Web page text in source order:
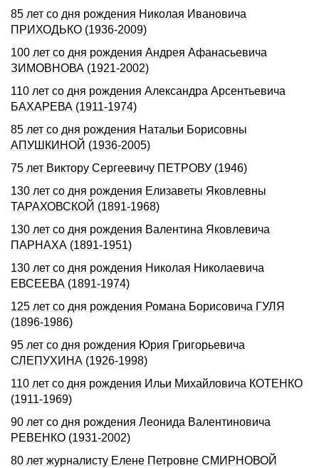
85 лет со дня рождения Николая Ивановича
ПРИХОДЬКО (1936-2009)
100 лет со дня рождения Андрея Афанасьевича
ЗИМОВНОВА (1921-2002)
110 лет со дня pождения Александpа Аpсентьевича
БАХАРЕВА (1911-1974)
85 лет со дня рождения Натальи Борисовны
АПУШКИНОЙ (1936-2005)
75 лет Виктору Сергеевичу ПЕТРОВУ (1946)
130 лет со дня рождения Елизаветы Яковлевны
ТАРАХОВСКОЙ (1891-1968)
130 лет со дня рождения Валентина Яковлевича
ПАРНАХА (1891-1951)
130 лет со дня рождения Николая Николаевича
ЕВСЕЕВА (1891-1974)
125 лет со дня рождения Романа Борисовича ГУЛЯ
(1896-1986)
95 лет со дня рождения Юрия Григорьевича
СЛЕПУХИHА (1926-1998)
110 лет со дня рождения Ильи Михайловича КОТЕHКО
(1911-1969)
90 лет со дня рождения Леонида Валентиновича
РЕВЕНКО (1931-2002)
80 лет журналисту Елене Петровне СМИРНОВОЙ